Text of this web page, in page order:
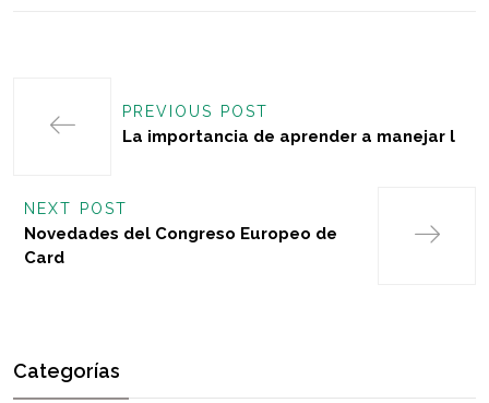
PREVIOUS POST
La importancia de aprender a manejar l
NEXT POST
Novedades del Congreso Europeo de
Card
Categorías